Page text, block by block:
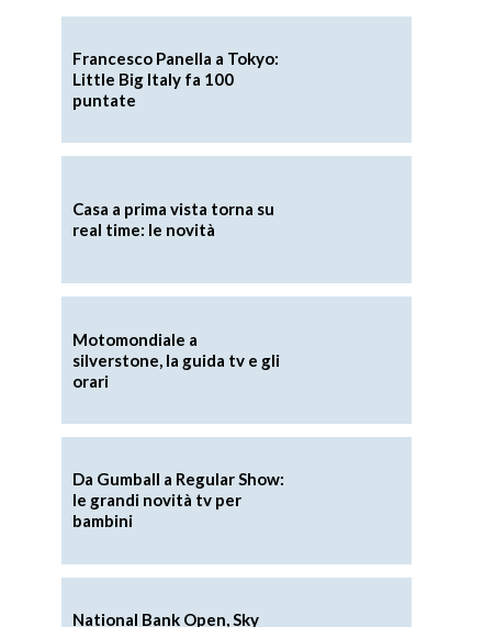
Francesco Panella a Tokyo:
Little Big Italy fa 100
puntate
Casa a prima vista torna su
real time: le novità
Motomondiale a
silverstone, la guida tv e gli
orari
Da Gumball a Regular Show:
le grandi novità tv per
bambini
National Bank Open, Sky